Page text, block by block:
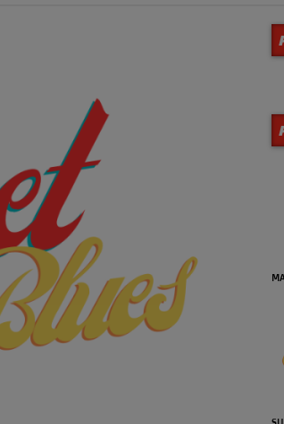
MA VIE EN JAZZ (Archives)